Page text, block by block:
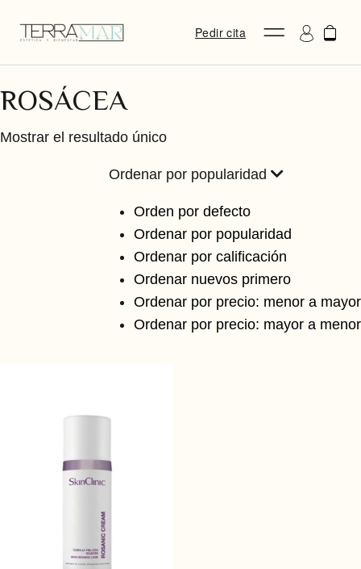
Pedir cita
ROSÁCEA
Mostrar el resultado único
Ordenar por popularidad
Orden por defecto
Ordenar por popularidad
Ordenar por calificación
Ordenar nuevos primero
Ordenar por precio: menor a mayor
Ordenar por precio: mayor a menor